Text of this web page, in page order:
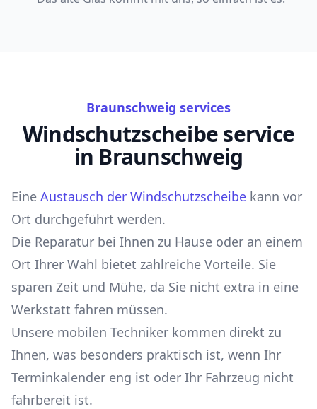
Braunschweig services
Windschutzscheibe service
in Braunschweig
Eine Austausch der Windschutzscheibe kann vor
Ort durchgeführt werden.
Die Reparatur bei Ihnen zu Hause oder an einem
Ort Ihrer Wahl bietet zahlreiche Vorteile. Sie
sparen Zeit und Mühe, da Sie nicht extra in eine
Werkstatt fahren müssen.
Unsere mobilen Techniker kommen direkt zu
Ihnen, was besonders praktisch ist, wenn Ihr
Terminkalender eng ist oder Ihr Fahrzeug nicht
fahrbereit ist.